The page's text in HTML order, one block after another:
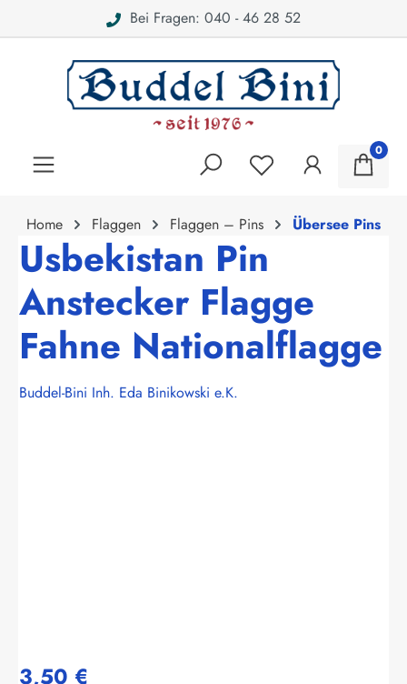
Bei Fragen: 040 - 46 28 52
0
Home Flaggen Flaggen – Pins Übersee Pins
Usbekistan Pin
Anstecker Flagge
Fahne Nationalflagge
Buddel-Bini Inh. Eda Binikowski e.K.
3,50 €